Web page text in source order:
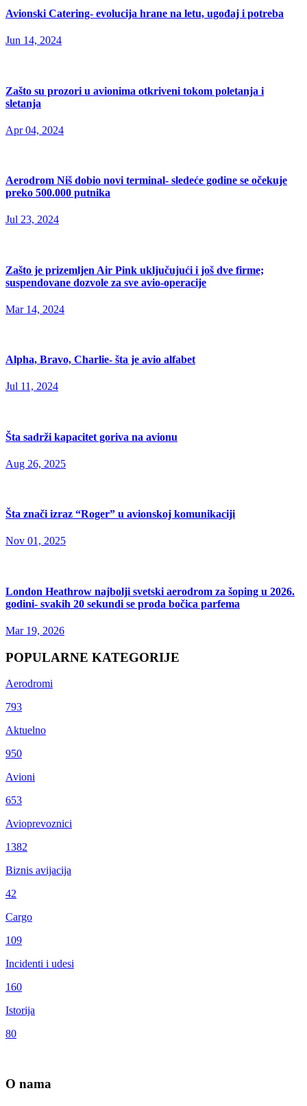
Avionski Catering- evolucija hrane na letu, ugođaj i potreba
Jun 14, 2024
Zašto su prozori u avionima otkriveni tokom poletanja i
sletanja
Apr 04, 2024
Aerodrom Niš dobio novi terminal- sledeće godine se očekuje
preko 500.000 putnika
Jul 23, 2024
Zašto je prizemljen Air Pink uključujući i još dve firme;
suspendovane dozvole za sve avio-operacije
Mar 14, 2024
Alpha, Bravo, Charlie- šta je avio alfabet
Jul 11, 2024
Šta sadrži kapacitet goriva na avionu
Aug 26, 2025
Šta znači izraz “Roger” u avionskoj komunikaciji
Nov 01, 2025
London Heathrow najbolji svetski aerodrom za šoping u 2026.
godini- svakih 20 sekundi se proda bočica parfema
Mar 19, 2026
POPULARNE KATEGORIJE
Aerodromi
793
Aktuelno
950
Avioni
653
Avioprevoznici
1382
Biznis avijacija
42
Cargo
109
Incidenti i udesi
160
Istorija
80
O nama